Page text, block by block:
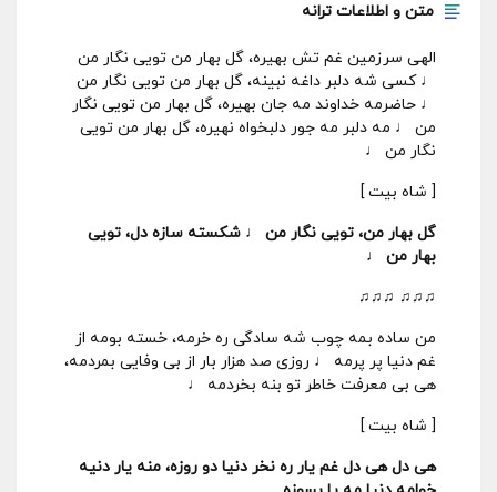
متن و اطلاعات ترانه
الهی سرزمین غم تش بهیره، گل بهار من تویی نگار من
♩ کسی شه دلبر داغه نبینه، گل بهار من تویی نگار من
♩ حاضرمه خداوند مه جان بهیره، گل بهار من تویی نگار
من ♩ مه دلبر مه جور دلبخواه نهیره، گل بهار من تویی
نگار من ♩
[ شاه بیت ]
گل بهار من، تویی نگار من ♩ شکسته سازه دل، تویی
بهار من ♩
♫♫♫ ♫♫♫
من ساده بمه چوب شه سادگی ره خرمه، خسته بومه از
غم دنیا پر پرمه ♩ روزی صد هزار بار از بی وفایی بمردمه،
هی بی معرفت خاطر تو بنه بخردمه ♩
[ شاه بیت ]
هی دل هی دل غم یار ره نخر دنیا دو روزه، منه یار دنیه